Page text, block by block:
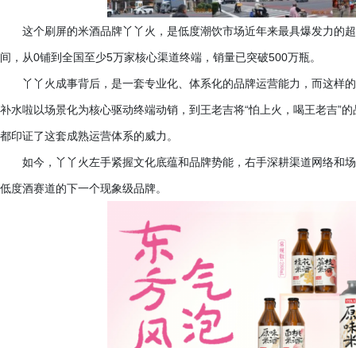
这个刷屏的米酒品牌丫丫火，是低度潮饮市场近年来最具爆发力的
间，从0铺到全国至少5万家核心渠道终端，销量已突破500万瓶。
丫丫火成事背后，是一套专业化、体系化的品牌运营能力，而这样
补水啦以场景化为核心驱动终端动销，到王老吉将“怕上火，喝王老吉”
都印证了这套成熟运营体系的威力。
如今，丫丫火左手紧握文化底蕴和品牌势能，右手深耕渠道网络和
低度酒赛道的下一个现象级品牌。